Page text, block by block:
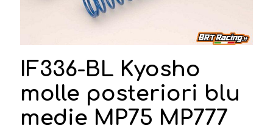
IF336-BL Kyosho
molle posteriori blu
medie MP75 MP777